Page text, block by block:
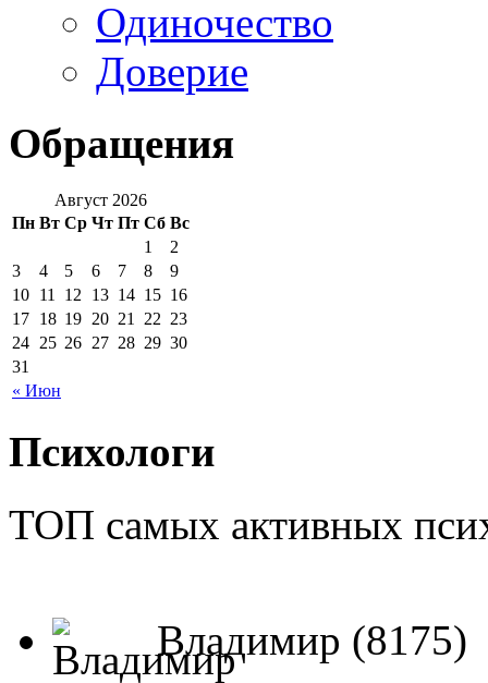
Одиночество
Доверие
Обращения
Август 2026
Пн Вт Ср Чт Пт Сб Вс
« Июн
1
2
3
4 5 6 7 8
9
10 11 12 13 14 15 16
17 18 19 20 21 22 23
24 25 26 27 28 29 30
31
Психологи
ТОП самых активных
Владимир (8175)